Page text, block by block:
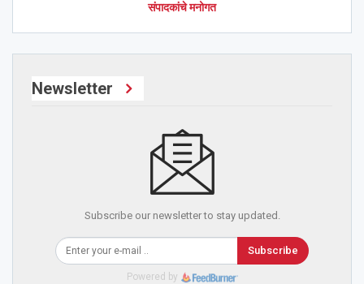
संपादकांचे मनोगत
Newsletter
Subscribe our newsletter to stay updated.
Subscribe
Powered by